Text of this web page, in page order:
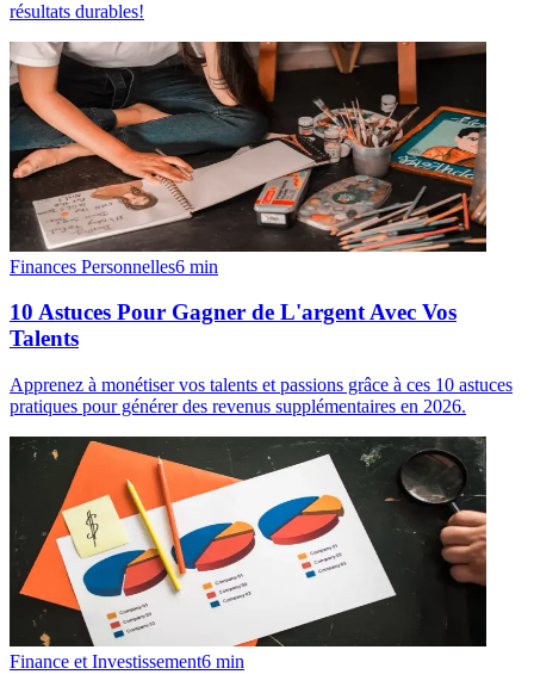
résultats durables!
Finances Personnelles6 min
10 Astuces Pour Gagner de L'argent Avec Vos
Talents
Apprenez à monétiser vos talents et passions grâce à ces 10 astuces
pratiques pour générer des revenus supplémentaires en 2026.
Finance et Investissement6 min